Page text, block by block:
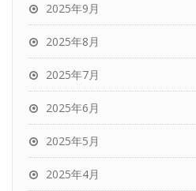
2025年9月
2025年8月
2025年7月
2025年6月
2025年5月
2025年4月